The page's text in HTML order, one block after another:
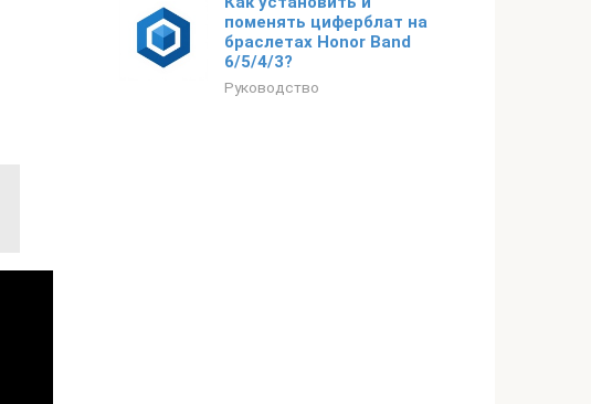
поменять циферблат на
браслетах Honor Band
6/5/4/3?
Руководство